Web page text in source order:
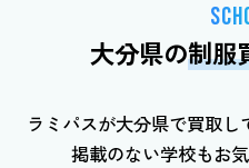
大分県の制服
ラミパスが大分県で買取し
掲載のない学校もお